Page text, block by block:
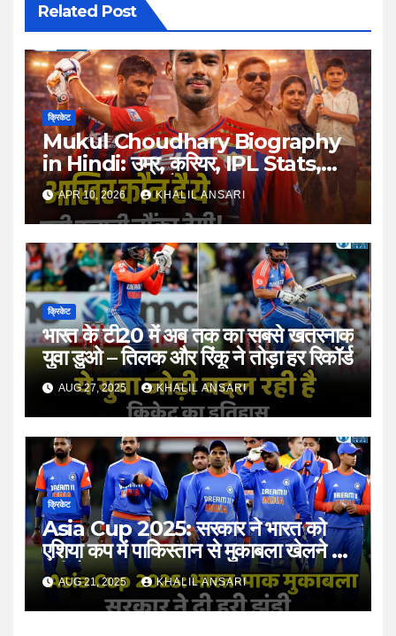
Related Post
क्रिकेट
Mukul Choudhary Biography
in Hindi: उम्र, करियर, IPL Stats,
Net Worth और Family
APR 10, 2026 KHALIL ANSARI
क्रिकेट
भारत के टी20 में अब तक का सबसे खतरनाक
युवा डुओ – तिलक और रिंकू ने तोड़ा हर रिकॉर्ड
AUG 27, 2025 KHALIL ANSARI
क्रिकेट
Asia Cup 2025: सरकार ने भारत को
एशिया कप में पाकिस्तान से मुकाबला खेलने से
नहीं रोका
AUG 21, 2025 KHALIL ANSARI